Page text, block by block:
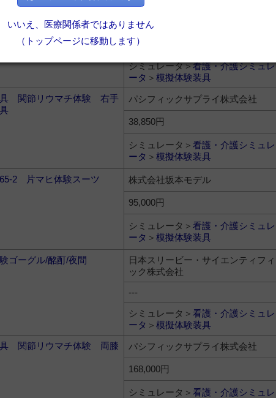
ック株式会社
---
シミュレータ＞看護・介護シミュレ
ータ ＞ 模擬体験装具
具 関節リウマチ体験 右手
パシフィックサプライ株式会社
38,850円
シミュレータ＞ 看護・介護シミュレ
ータ ＞ 模擬体験装具
2 片マヒ体験スーツ 株式会社坂本モデル
95,000円
シミュレータ＞ 看護・介護シミュレ
ータ ＞ 模擬体験装具
ゴーグル/酩酊/夜間
日本スリービー・サイエンティフィ
ック株式会社
---
シミュレータ＞ 看護・介護シミュレ
ータ ＞ 模擬体験装具
具 関節リウマチ体験 両膝
パシフィックサプライ株式会社
168,000円
シミュレータ＞ 看護・介護シミュレ
いいえ、医療関係者ではありません
（トップページに移動します）